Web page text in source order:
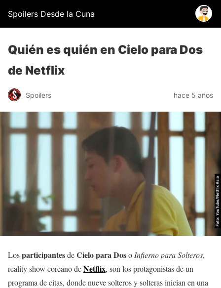
Spoilers Desde la Cuna
Quién es quién en Cielo para Dos
de Netflix
Spoilers hace 5 años
LosparticipantesdeCielo para Doso Infierno para Solteros,
reality show coreano deNetflix, son los protagonistas de un
programa de citas, donde nueve solteros y solteras inician en una